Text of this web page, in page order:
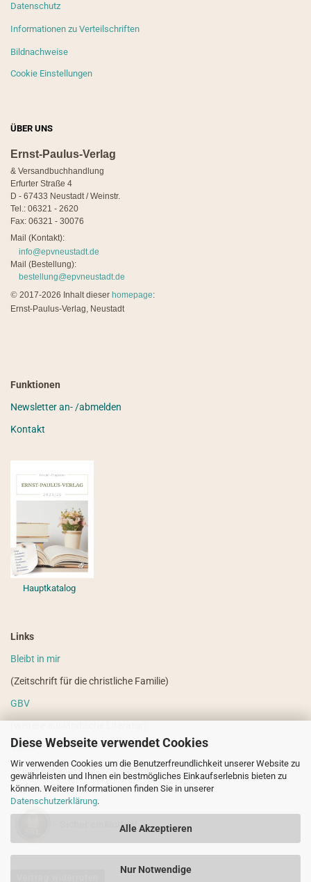
Diese Webseite verwendet Cookies
Wir verwenden Cookies um die Benutzerfreundlichkeit unserer Website zu
gewährleisten und Ihnen ein bestmögliches Einkaufserlebnis bieten zu
können. Weitere Informationen finden Sie in unserer
Datenschutzerklärung.
Alle Akzeptieren
Nur Notwendige
Datenschutz
Informationen zu Verteilschriften
Bildnachweise
Cookie Einstellungen
ÜBER UNS
Ernst-Paulus-Verlag
& Versandbuchhandlung
Erfurter Straße 4
D - 67433 Neustadt / Weinstr.
Tel.: 06321 - 2620
Fax: 06321 - 30076
Mail (Kontakt):
info@epvneustadt.de
Mail (Bestellung):
bestellung@epvneustadt.de
© 2017-2026 Inhalt dieser homepage:
Ernst-Paulus-Verlag, Neustadt
Funktionen
Newsletter an- /abmelden
Kontakt
Hauptkatalog
Links
Bleibt in mir
(Zeitschrift für die christliche Familie)
GBV
VdHS
(weitere evangelistische Literatur)
Sicher einkaufen!